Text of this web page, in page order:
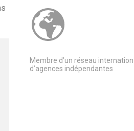
Membre d’un réseau
d’agences indépendantes